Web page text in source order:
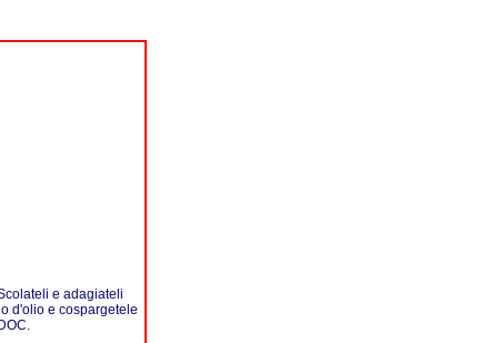
e adagiateli
d'olio e cospargetele